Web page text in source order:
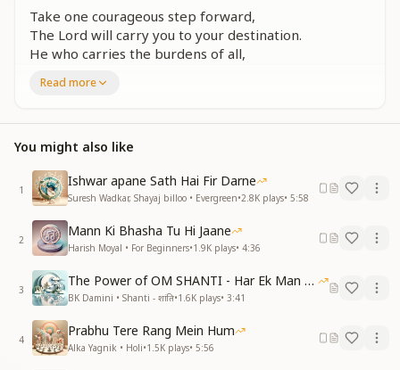
Take one courageous step forward,
The Lord will carry you to your destination.
He who carries the burdens of all,
Will also lift the weight from your shoulders.
The Lord will carry you to your destination.
प्रभु को जिसने साथी माना
समझो उसने प्रभु को जाना
मुश्किल नहीं कुछ भी उसको
शेष नहीं कुछ उसको पाना
भरके उमंगों से हाथ उठा ले
भरके उमंगों से हाथ उठा ले
प्रभु कंधों पे बिठा लेंगे
आ हिम्मत का एक कदम बढ़ा
प्रभु मंज़िल पर पहुँचा देंगे
One who accepts God as a true companion,
Has truly understood God.
Read more
You might also like
1
Ishwar apane Sath Hai Fir Darne
Suresh Wadkar, Shayaj billoo • Evergreen•2.8K plays• 5:58
2
Mann Ki Bhasha Tu Hi Jaane
Harish Moyal • For Beginners•1.9K plays• 4:36
3
The Power of OM SHANTI - Har Ek Man Mein Shanti
BK Damini • Shanti - शांति•1.6K plays• 3:41
4
Prabhu Tere Rang Mein Hum
Alka Yagnik • Holi•1.5K plays• 5:56